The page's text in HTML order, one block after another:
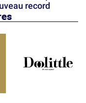
record